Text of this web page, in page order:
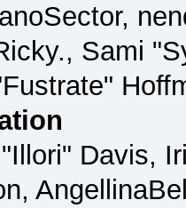
Sami
Davis,